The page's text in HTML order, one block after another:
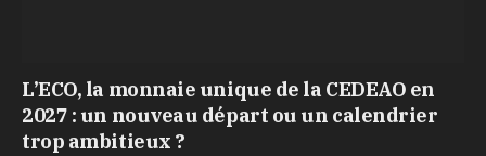
L’ECO, la monnaie unique de la CEDEAO en
2027 : un nouveau départ ou un calendrier
trop ambitieux ?